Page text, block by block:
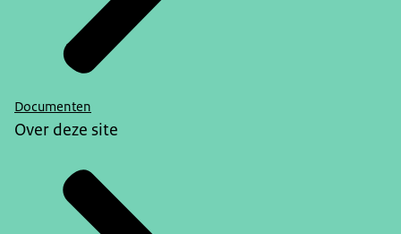
Documenten
Over deze site